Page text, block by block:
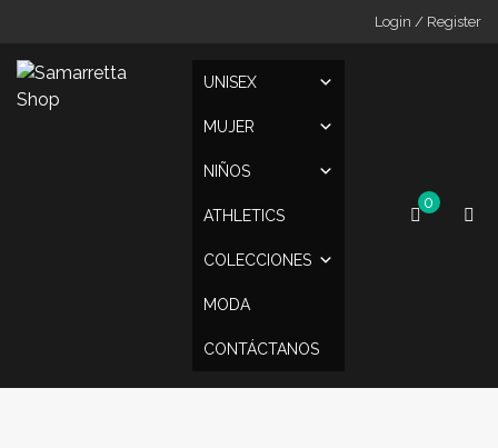
content
Login / Register
UNISEX
MUJER
NIÑOS
ATHLETICS
COLECCIONES
MODA
CONTÁCTANOS
0